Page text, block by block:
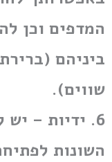
המדפים וכן
ביניהם
שווים).
6. ידיות – יש
השונות